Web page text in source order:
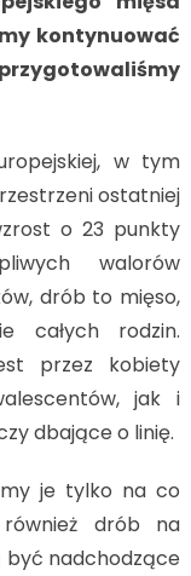
kontynuować
w tym
ostatniej
o 23 punkty
walorów
drób to mięso,
całych rodzin.
przez kobiety
jak i
dbające o linię.
je tylko na co
drób na
być nadchodzące